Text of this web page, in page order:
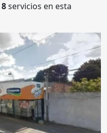
8servicios en esta